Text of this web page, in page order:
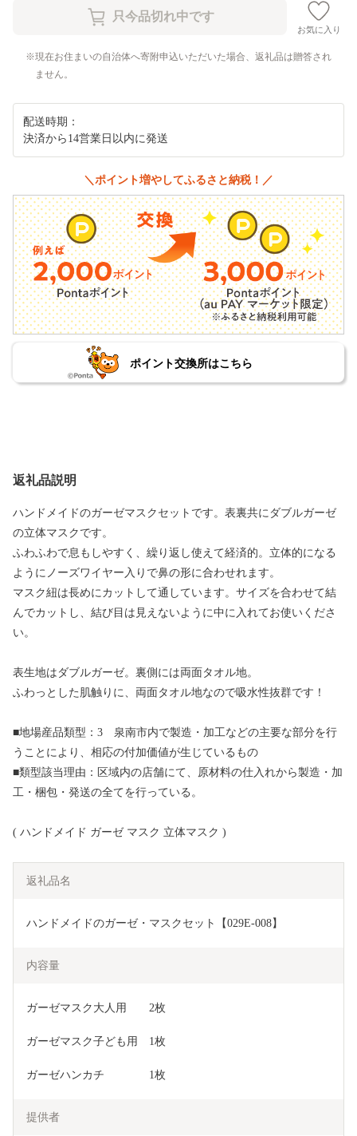
お気に入り
現在お住まいの自治体へ寄附申込いただいた場合、返礼品は贈答され
ません。
配送時期：
決済から14営業日以内に発送
＼ポイント増やしてふるさと納税！／
ポイント交換所はこちら
返礼品説明
ハンドメイドのガーゼマスクセットです。表裏共にダブルガーゼ
の立体マスクです。
ふわふわで息もしやすく、繰り返し使えて経済的。立体的になる
ようにノーズワイヤー入りで鼻の形に合わせれます。
マスク紐は長めにカットして通しています。サイズを合わせて結
んでカットし、結び目は見えないように中に入れてお使いくださ
い。
表生地はダブルガーゼ。裏側には両面タオル地。
ふわっとした肌触りに、両面タオル地なので吸水性抜群です！
■地場産品類型：3 泉南市内で製造・加工などの主要な部分を行
うことにより、相応の付加価値が生じているもの
■類型該当理由：区域内の店舗にて、原材料の仕入れから製造・加
工・梱包・発送の全てを行っている。
( ハンドメイド ガーゼ マスク 立体マスク )
返礼品名
ハンドメイドのガーゼ・マスクセット【029E-008】
内容量
ガーゼマスク大人用　　2枚
ガーゼマスク子ども用　1枚
ガーゼハンカチ　　　　1枚
提供者